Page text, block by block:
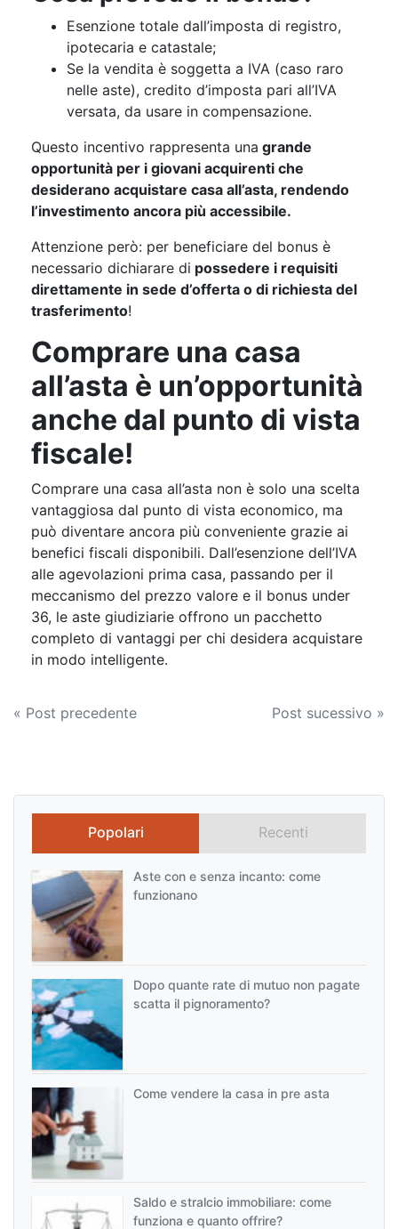
Esenzione totale dall’imposta di registro,
ipotecaria e catastale;
Se la vendita è soggetta a IVA (caso raro
nelle aste), credito d’imposta pari all’IVA
versata, da usare in compensazione.
Questo incentivo rappresenta una grande
opportunità per i giovani acquirenti che
desiderano acquistare casa all’asta, rendendo
l’investimento ancora più accessibile.
Attenzione però: per beneficiare del bonus è
necessario dichiarare di possedere i requisiti
direttamente in sede d’offerta o di richiesta del
trasferimento!
Comprare una casa
all’asta è un’opportunità
anche dal punto di vista
fiscale!
Comprare una casa all’asta non è solo una scelta
vantaggiosa dal punto di vista economico, ma
può diventare ancora più conveniente grazie ai
benefici fiscali disponibili. Dall’esenzione dell’IVA
alle agevolazioni prima casa, passando per il
meccanismo del prezzo valore e il bonus under
36, le aste giudiziarie offrono un pacchetto
completo di vantaggi per chi desidera acquistare
in modo intelligente.
Navigazione
« Post precedente Post sucessivo »
Popolari Recenti
Aste con e senza incanto: come
funzionano
Dopo quante rate di mutuo non pagate
scatta il pignoramento?
Come vendere la casa in pre asta
Saldo e stralcio immobiliare: come
funziona e quanto offrire?